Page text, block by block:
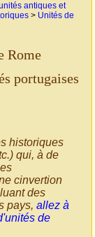
antiques et
> Unités de
Rome
portugaises
historiques
qui, à de
cinvertion
des
pays, allez à
de